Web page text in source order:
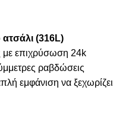
(316L)
με επιχρύσωση 24k
ραβδώσεις
εμφάνιση να ξεχωρίζει